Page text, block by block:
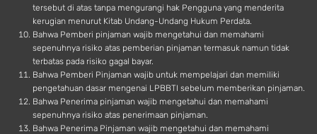
tersebut di atas tanpa mengurangi hak Pengguna yang menderita
kerugian menurut Kitab Undang-Undang Hukum Perdata.
Bahwa Pemberi pinjaman wajib mengetahui dan memahami
sepenuhnya risiko atas pemberian pinjaman termasuk namun tidak
terbatas pada risiko gagal bayar.
Bahwa Pemberi Pinjaman wajib untuk mempelajari dan memiliki
pengetahuan dasar mengenai LPBBTI sebelum memberikan pinjaman.
Bahwa Penerima pinjaman wajib mengetahui dan memahami
sepenuhnya risiko atas penerimaan pinjaman.
Bahwa Penerima Pinjaman wajib mengetahui dan memahami